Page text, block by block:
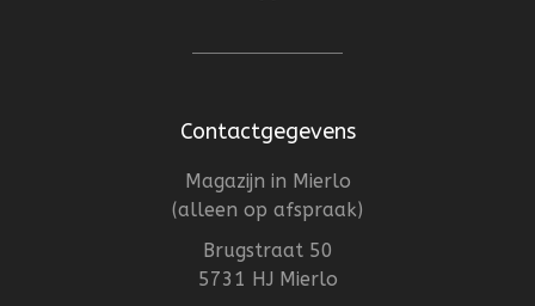
Contactgegevens
Magazijn in Mierlo
(alleen op afspraak)
Brugstraat 50
5731 HJ Mierlo